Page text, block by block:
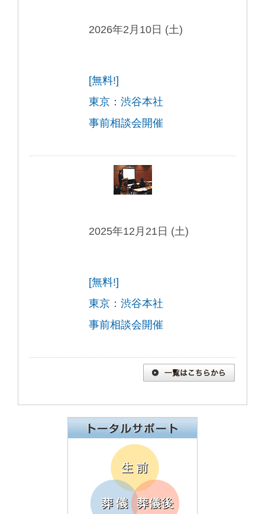
2026年2月10日 (土)
[無料!]
東京：渋谷本社
事前相談会開催
2025年12月21日 (土)
[無料!]
東京：渋谷本社
事前相談会開催